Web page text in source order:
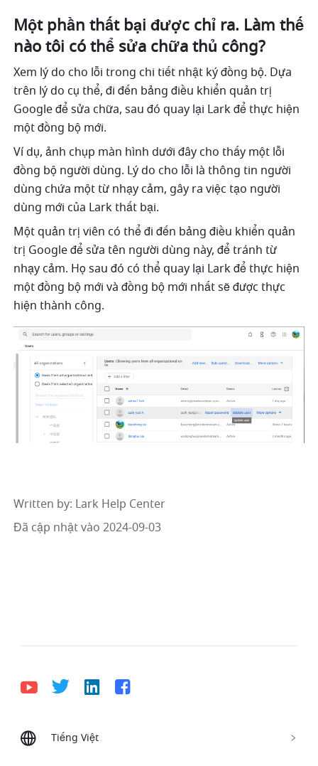
Một phần thất bại được chỉ ra. Làm thế
nào tôi có thể sửa chữa thủ công?
Xem lý do cho lỗi trong chi tiết nhật ký đồng bộ. Dựa
trên lý do cụ thể, đi đến bảng điều khiển quản trị
Google để sửa chữa, sau đó quay lại Lark để thực hiện
một đồng bộ mới.
Ví dụ, ảnh chụp màn hình dưới đây cho thấy một lỗi
đồng bộ người dùng. Lý do cho lỗi là thông tin người
dùng chứa một từ nhạy cảm, gây ra việc tạo người
dùng mới của Lark thất bại.
Một quản trị viên có thể đi đến bảng điều khiển quản
trị Google để sửa tên người dùng này, để tránh từ
nhạy cảm. Họ sau đó có thể quay lại Lark để thực hiện
một đồng bộ mới và đồng bộ mới nhất sẽ được thực
hiện thành công.
Written by: Lark Help Center
Đã cập nhật vào 2024-09-03
Tiếng Việt